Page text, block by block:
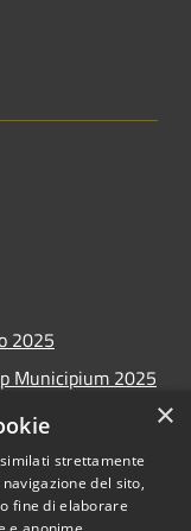
2025
Municipium 2025
×
strettamente
del sito,
fine di elaborare